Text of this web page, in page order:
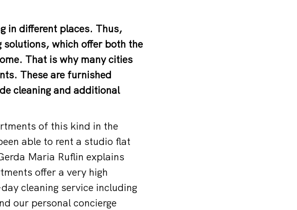
in different places. Thus,
solutions, which offer both the
That is why many cities
These are furnished
cleaning and additional
of this kind in the
able to rent a studio flat
Maria Ruflin explains
offer a very high
cleaning service including
our personal concierge